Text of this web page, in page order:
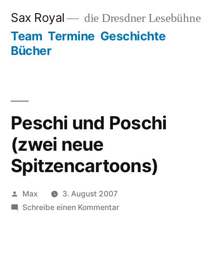
springen
Sax Royal die Dresdner Lesebühne
Team Termine Geschichte
Bücher
Peschi und Poschi
(zwei neue
Spitzencartoons)
Veröffentlicht
von
Max
3. August 2007
Schreibe einen Kommentarzu